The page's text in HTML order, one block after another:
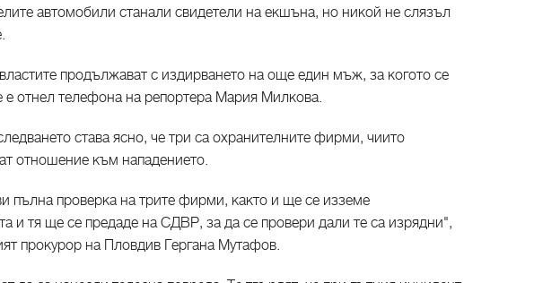
автомобили станали свидетели на екшъна, но никой не слязъл
продължават с издирването на още един мъж, за когото се
е отнел телефона на репортера Мария Милкова.
става ясно, че три са охранителните фирми, чиито
отношение към нападението.
пълна проверка на трите фирми, както и ще се изземе
и тя ще се предаде на СДВР, за да се провери дали те са изрядни",
прокурор на Пловдив Гергана Мутафов.